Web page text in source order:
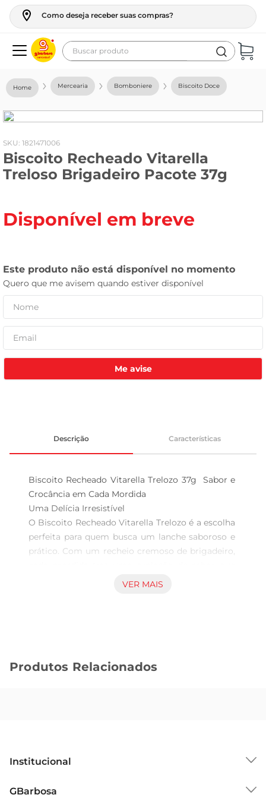
Como deseja receber suas compras?
Buscar produto
Mercearia Bomboniere Biscoito Doce
: 1821471006
Biscoito Recheado Vitarella
Treloso Brigadeiro Pacote 37g
Disponível em breve
Me avise
Descrição Características
Biscoito Recheado Vitarella Trelozo 37g  Sabor e
Crocância em Cada Mordida
Uma Delícia Irresistível
O Biscoito Recheado Vitarella Trelozo é a escolha
perfeita para quem busca um lanche saboroso e
prático. Com um recheio cremoso de brigadeiro,
agrada a todos os paladares. Ideal para
por fora e um recheio macio e saboroso por
Com embalagem de 37g, o Biscoito Recheado
na lancheira. Seja para um lanche rápido em casa,
VER MAIS
Produtos Relacionados
Institucional
GBarbosa
geladeira
fogao
café
cerveja
leite
celular